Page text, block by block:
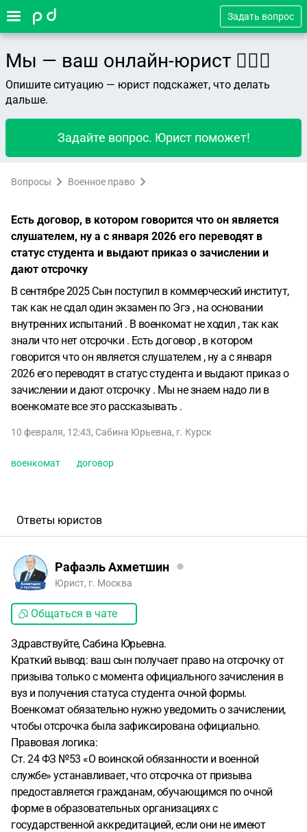
Задать вопрос
Мы — ваш онлайн-юрист 👨🏻‍⚖️
Опишите ситуацию — юрист подскажет, что делать
дальше.
Задайте вопрос. Юрист поможет!
Вопросы Военное право
Есть договор, в котором говорится что он является
слушателем, ну а с января 2026 его переводят в
статус студента и выдают приказ о зачислении и
дают отсрочку
В сентябре 2025 Сын поступил в коммерческий институт,
так как не сдал один экзамен по Эгэ , на основании
внутренних испытаний . В военкомат не ходил , так как
знали что нет отсрочки . Есть договор , в котором
говорится что он является слушателем , ну а с января
2026 его переводят в статус студента и выдают приказ о
зачислении и дают отсрочку . Мы не знаем надо ли в
военкомате все это рассказывать .
10 февраля, 12:43, Сабина Юрьевна, г. Курск
военкомат договор
Ответы юристов
Рафаэль Ахметшин
Юрист, г. Москва
Общаться в чате
Здравствуйте, Сабина Юрьевна.
Краткий вывод: ваш сын получает право на отсрочку от
призыва только с момента официального зачисления в
вуз и получения статуса студента очной формы.
Военкомат обязательно нужно уведомить о зачислении,
чтобы отсрочка была зафиксирована официально.
Правовая логика:
Ст. 24 ФЗ №53 «О воинской обязанности и военной
службе» устанавливает, что отсрочка от призыва
предоставляется гражданам, обучающимся по очной
форме в образовательных организациях с
государственной аккредитацией, если они не имеют